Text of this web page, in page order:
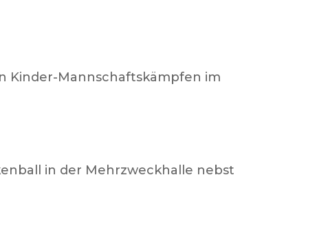
Kinder-Mannschaftskämpfen im
in der Mehrzweckhalle nebst